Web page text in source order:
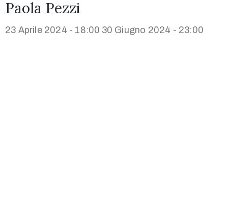
Paola Pezzi
23 Aprile 2024 - 18:00 30 Giugno 2024 - 23:00